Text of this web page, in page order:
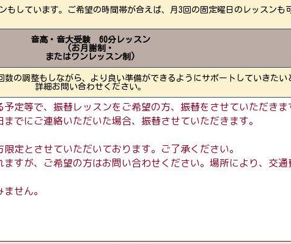
しています。ご希望の時間帯が合えば、月3回の固定曜日のレッスンも
音高・音大受験 60分レッスン
(お月謝制・
またはワンレッスン制)
の調整もしながら、より良い準備ができるようにサポートしていきたい
詳細お問い合わせください。
定等で、振替レッスンをご希望の方、振替をさせていただきま
でにご連絡いただいた場合、振替させていただきます。
定とさせていただいております。ご了承ください。
すが、ご希望の方はお問い合わせください。場所により、交通
せん。